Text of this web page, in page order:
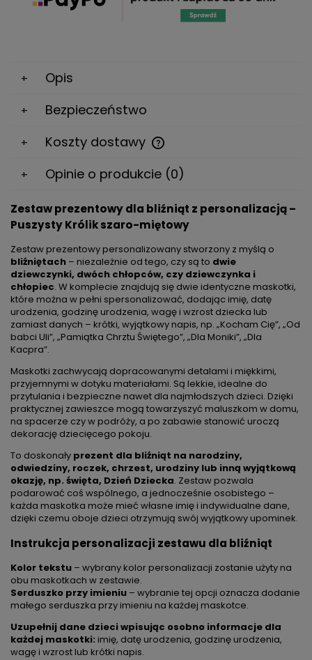
Opis
Bezpieczeństwo
Koszty dostawy
Cena nie zawiera ewentualnych kosztów płatności
Opinie o produkcie (0)
Zestaw prezentowy dla bliźniąt z personalizacją –
Puszysty Królik szaro-miętowy
Zestaw prezentowy personalizowany stworzony z myślą o
bliźniętach – niezależnie od tego, czy są to dwie
dziewczynki, dwóch chłopców, czy dziewczynka i
chłopiec. W komplecie znajdują się dwie identyczne maskotki,
które można w pełni spersonalizować, dodając imię, datę
urodzenia, godzinę urodzenia, wagę i wzrost dziecka lub
zamiast danych – krótki, wyjątkowy napis, np. „Kocham Cię”, „Od
babci Uli”, „Pamiątka Chrztu Świętego”, „Dla Moniki”, „Dla
Kacpra”.
Maskotki zachwycają dopracowanymi detalami i miękkimi,
przyjemnymi w dotyku materiałami. Są lekkie, idealne do
przytulania i bezpieczne nawet dla najmłodszych dzieci. Dzięki
praktycznej zawieszce mogą towarzyszyć maluszkom w domu,
na spacerze czy w podróży, a po zabawie stanowić uroczą
dekorację dziecięcego pokoju.
To doskonały prezent dla bliźniąt na narodziny,
odwiedziny, roczek, chrzest, urodziny lub inną wyjątkową
okazję, np. święta, Dzień Dziecka. Zestaw pozwala
podarować coś wspólnego, a jednocześnie osobistego –
każda maskotka może mieć własne imię i indywidualne dane,
dzięki czemu oboje dzieci otrzymują swój wyjątkowy upominek.
Instrukcja personalizacji zestawu dla bliźniąt
Kolor tekstu – wybrany kolor personalizacji zostanie użyty na
obu maskotkach w zestawie.
Serduszko przy imieniu – wybranie tej opcji oznacza dodanie
małego serduszka przy imieniu na każdej maskotce.
Uzupełnij dane dzieci wpisując osobno informacje dla
każdej maskotki: imię, datę urodzenia, godzinę urodzenia,
wagę i wzrost lub krótki napis.